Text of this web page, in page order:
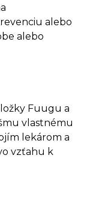
alebo
alebo
Fuugu a
vlastnému
lekárom a
vzťahu k